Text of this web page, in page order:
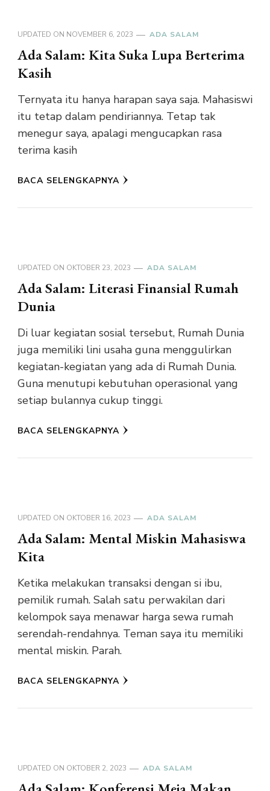
UPDATED ON NOVEMBER 6, 2023 ADA SALAM
Ada Salam: Kita Suka Lupa Berterima
Kasih
Ternyata itu hanya harapan saya saja. Mahasiswi
itu tetap dalam pendiriannya. Tetap tak
menegur saya, apalagi mengucapkan rasa
terima kasih
BACA SELENGKAPNYA
UPDATED ON OKTOBER 23, 2023 ADA SALAM
Ada Salam: Literasi Finansial Rumah
Dunia
Di luar kegiatan sosial tersebut, Rumah Dunia
juga memiliki lini usaha guna menggulirkan
kegiatan-kegiatan yang ada di Rumah Dunia.
Guna menutupi kebutuhan operasional yang
setiap bulannya cukup tinggi.
BACA SELENGKAPNYA
UPDATED ON OKTOBER 16, 2023 ADA SALAM
Ada Salam: Mental Miskin Mahasiswa
Kita
Ketika melakukan transaksi dengan si ibu,
pemilik rumah. Salah satu perwakilan dari
kelompok saya menawar harga sewa rumah
serendah-rendahnya. Teman saya itu memiliki
mental miskin. Parah.
BACA SELENGKAPNYA
UPDATED ON OKTOBER 2, 2023 ADA SALAM